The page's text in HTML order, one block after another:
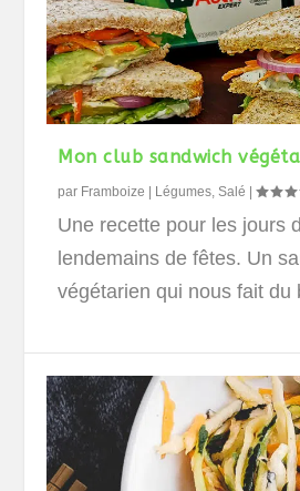
Mon club sandwich
par Framboize Légumes,Salé |
Une recette pour les jours
lendemains de fêtes. Un
végétarien qui nous fait du